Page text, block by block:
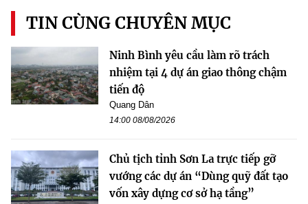
TIN CÙNG CHUYÊN MỤC
Ninh Bình yêu cầu làm rõ trách
nhiệm tại 4 dự án giao thông chậm
tiến độ
Quang Dân
14:00 08/08/2026
Chủ tịch tỉnh Sơn La trực tiếp gỡ
vướng các dự án “Dùng quỹ đất tạo
vốn xây dựng cơ sở hạ tầng”